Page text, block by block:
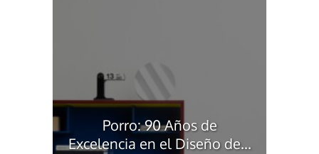
Porro: 90 Años de
Excelencia en el Diseño de...